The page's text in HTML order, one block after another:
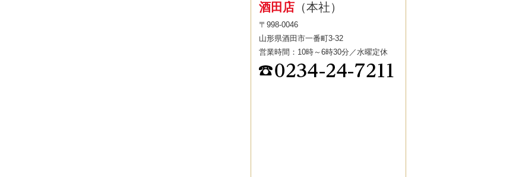
酒田店 （本社）
〒998-0046
山形県酒田市一番町3-32
営業時間：10時～6時30分／水曜定休